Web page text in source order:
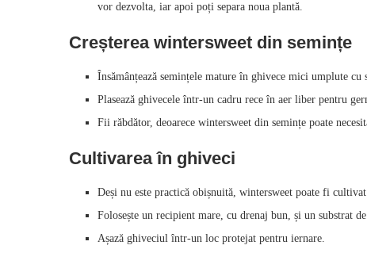
vor dezvolta, iar apoi poți separa noua plantă.
Creșterea wintersweet din semințe
Însămânțează semințele mature în ghivece mici umplute cu
Plasează ghivecele într-un cadru rece în aer liber pentru
Fii răbdător, deoarece wintersweet din semințe poate
Cultivarea în ghiveci
Deși nu este practică obișnuită, wintersweet poate fi
Folosește un recipient mare, cu drenaj bun, și un substrat
Așază ghiveciul într-un loc protejat pentru iernare.